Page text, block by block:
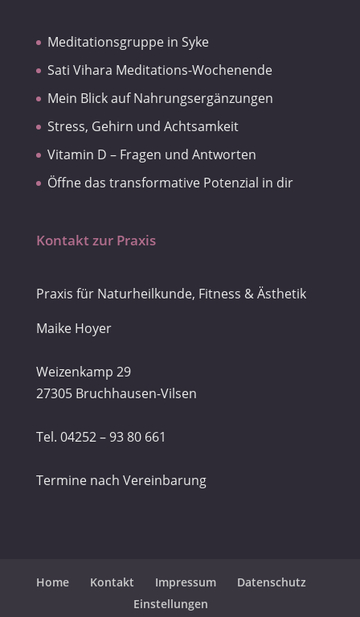
Meditationsgruppe in Syke
Sati Vihara Meditations-Wochenende
Mein Blick auf Nahrungsergänzungen
Stress, Gehirn und Achtsamkeit
Vitamin D – Fragen und Antworten
Öffne das transformative Potenzial in dir
Kontakt zur Praxis
Praxis für Naturheilkunde, Fitness & Ästhetik
Maike Hoyer
Weizenkamp 29
27305 Bruchhausen-Vilsen
Tel. 04252 – 93 80 661
Termine nach Vereinbarung
Home Kontakt Impressum
Datenschutz
Einstellungen